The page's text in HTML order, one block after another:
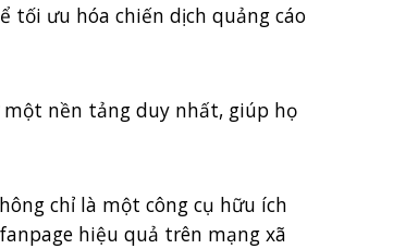
tối ưu hóa chiến dịch quảng cáo
nền tảng duy nhất, giúp họ
chỉ là một công cụ hữu ích
hiệu quả trên mạng xã